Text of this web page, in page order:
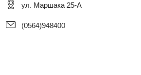
ул. Маршака 25-А
(0564)948400